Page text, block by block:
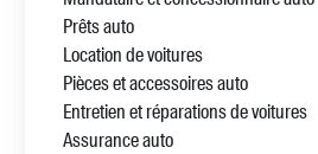
Prêts auto
Location de voitures
Pièces et accessoires auto
Entretien et réparations de voitures
Assurance auto